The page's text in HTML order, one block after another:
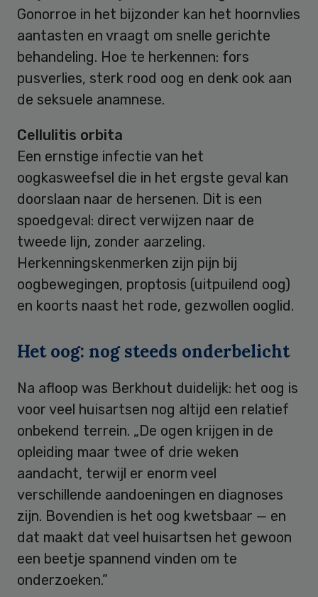
Gonorroe in het bijzonder kan het hoornvlies
aantasten en vraagt om snelle gerichte
behandeling. Hoe te herkennen: fors
pusverlies, sterk rood oog en denk ook aan
de seksuele anamnese.
Cellulitis orbita
Een ernstige infectie van het
oogkasweefsel die in het ergste geval kan
doorslaan naar de hersenen. Dit is een
spoedgeval: direct verwijzen naar de
tweede lijn, zonder aarzeling.
Herkenningskenmerken zijn pijn bij
oogbewegingen, proptosis (uitpuilend oog)
en koorts naast het rode, gezwollen ooglid.
Het oog: nog steeds onderbelicht
Na afloop was Berkhout duidelijk: het oog is
voor veel huisartsen nog altijd een relatief
onbekend terrein. „De ogen krijgen in de
opleiding maar twee of drie weken
aandacht, terwijl er enorm veel
verschillende aandoeningen en diagnoses
zijn. Bovendien is het oog kwetsbaar — en
dat maakt dat veel huisartsen het gewoon
een beetje spannend vinden om te
onderzoeken.”